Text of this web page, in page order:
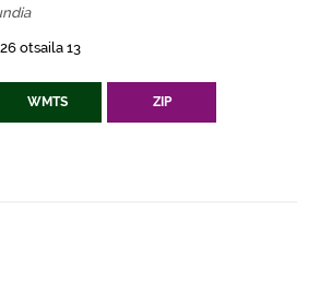
otsaila 13
WMTS ZIP